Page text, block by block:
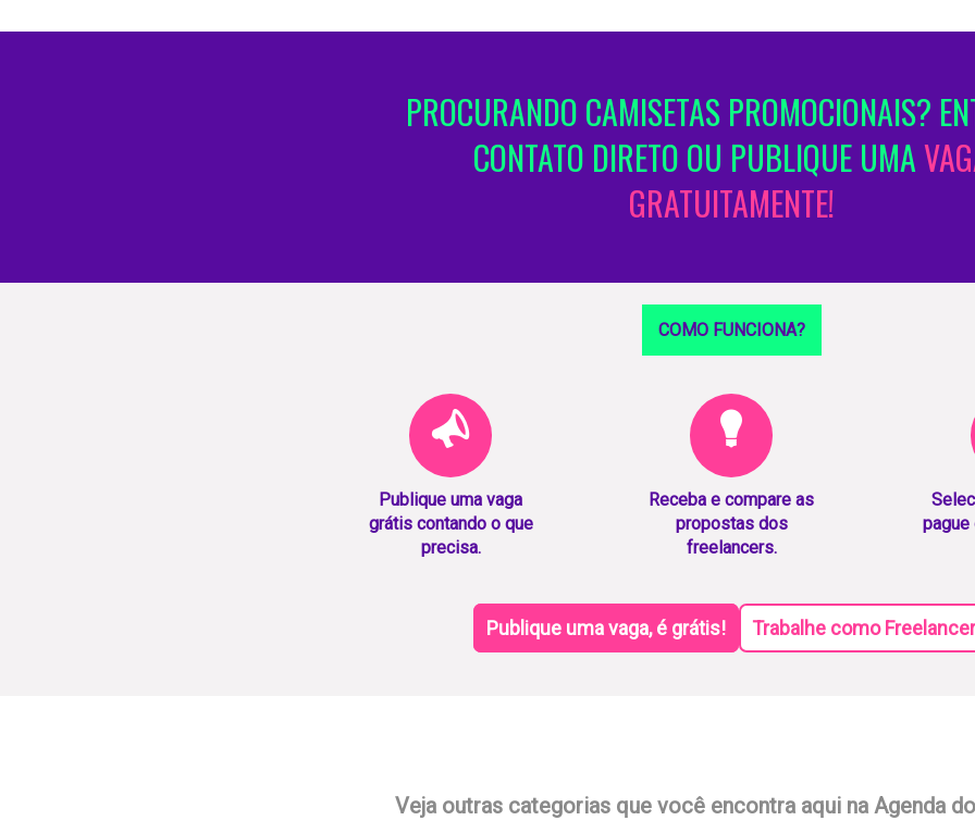
PROCURANDO CAMISETAS PROMOCIONAIS?
CONTATO DIRETO OU PUBLIQUE UMA
GRATUITAMENTE!
COMO FUNCIONA?
Publique uma vaga
grátis contando o que
precisa.
Receba e compare as
propostas dos
freelancers.
pague
Publique uma vaga, é grátis! Trabalhe como Freelancer
Veja outras categorias que você encontra aqui na Agenda